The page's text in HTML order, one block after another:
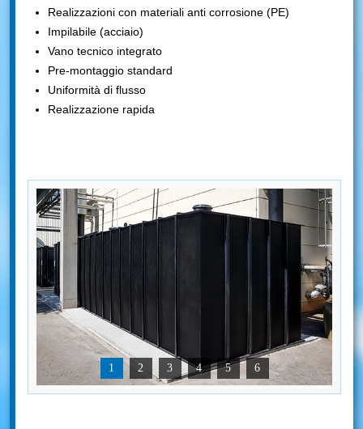
Realizzazioni con materiali anti corrosione (PE)
Impilabile (acciaio)
Vano tecnico integrato
Pre-montaggio standard
Uniformità di flusso
Realizzazione rapida
1 2 3 4 5 6